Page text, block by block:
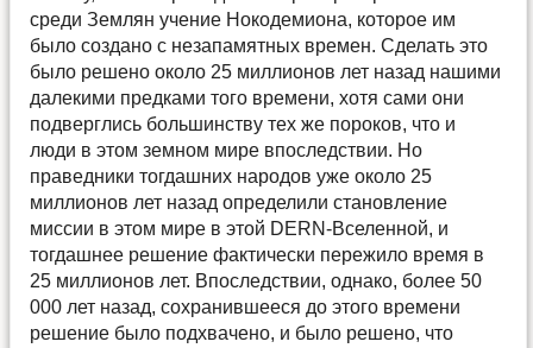
среди Землян учение Нокодемиона, которое им
было создано с незапамятных времен. Сделать это
было решено около 25 миллионов лет назад нашими
далекими предками того времени, хотя сами они
подверглись большинству тех же пороков, что и
люди в этом земном мире впоследствии. Но
праведники тогдашних народов уже около 25
миллионов лет назад определили становление
миссии в этом мире в этой DERN-Вселенной, и
тогдашнее решение фактически пережило время в
25 миллионов лет. Впоследствии, однако, более 50
000 лет назад, сохранившееся до этого времени
решение было подхвачено, и было решено, что